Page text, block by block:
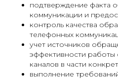
подтверждение факта
коммуникации и
контроль качества
телефонных
учет источников
эффективности работы
каналов в части
выполнение